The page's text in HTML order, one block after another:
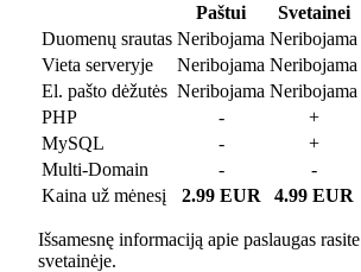
Paštui Svetainei
Duomenų srautas Neribojama Neribojama
Vieta serveryje
Neribojama Neribojama
El. pašto dėžutės Neribojama Neribojama
PHP
- +
MySQL
- +
Multi-Domain
- -
Kaina už mėnesį
2.99 EUR 4.99 EUR
Išsamesnę informaciją apie paslaugas rasite
svetainėje.